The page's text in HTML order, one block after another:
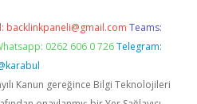
backlinkpaneli@gmail.com Teams:
0262 606 0 726 Telegram:
Kanun gereğince Bilgi Teknolojileri